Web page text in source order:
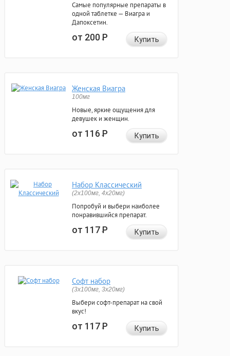
Самые популярные препараты в
одной таблетке — Виагра и
Дапоксетин.
от 200Р Купить
Женская Виагра
100мг
Новые, яркие ощущения для
девушек и женщин.
от 116Р Купить
Набор Классический
(2x100мг, 4x20мг)
Попробуй и выбери наиболее
понравившийся препарат.
от 117Р Купить
Софт набор
(3x100мг, 3x20мг)
Выбери софт-препарат на свой
вкус!
от 117Р Купить